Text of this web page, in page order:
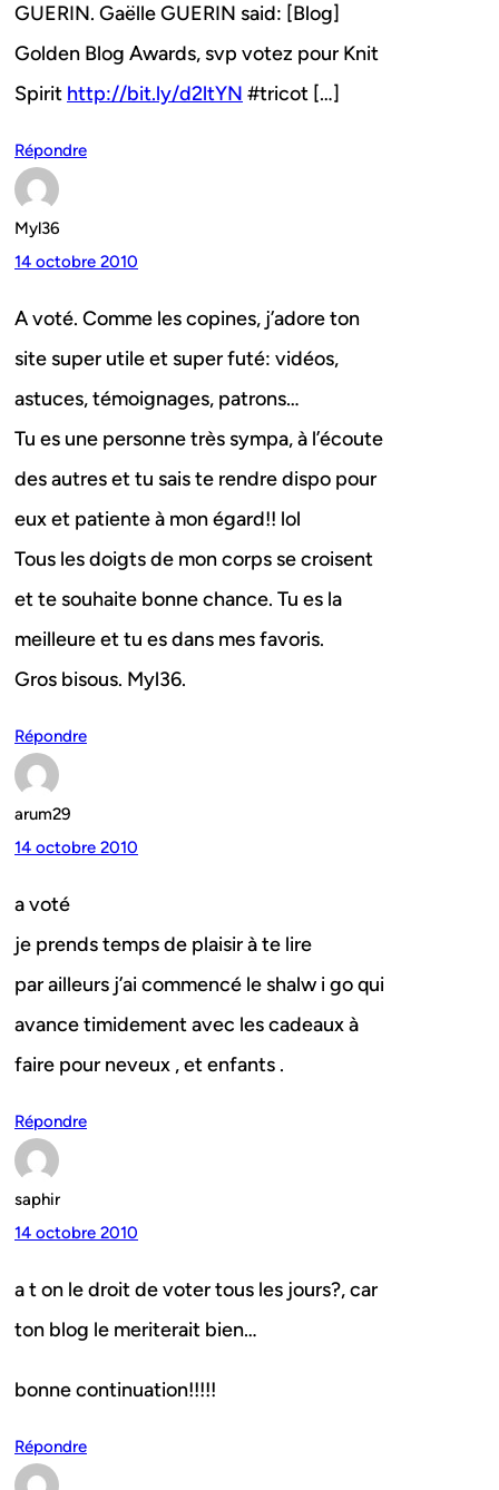
GUERIN. Gaëlle GUERIN said: [Blog]
Golden Blog Awards, svp votez pour Knit
Spirit http://bit.ly/d2ltYN #tricot […]
Répondre
Myl36
14 octobre 2010
A voté. Comme les copines, j’adore ton
site super utile et super futé: vidéos,
astuces, témoignages, patrons…
Tu es une personne très sympa, à l’écoute
des autres et tu sais te rendre dispo pour
eux et patiente à mon égard!! lol
Tous les doigts de mon corps se croisent
et te souhaite bonne chance. Tu es la
meilleure et tu es dans mes favoris.
Gros bisous. Myl36.
Répondre
arum29
14 octobre 2010
a voté
je prends temps de plaisir à te lire
par ailleurs j’ai commencé le shalw i go qui
avance timidement avec les cadeaux à
faire pour neveux , et enfants .
Répondre
saphir
14 octobre 2010
a t on le droit de voter tous les jours?, car
ton blog le meriterait bien…
bonne continuation!!!!!
Répondre